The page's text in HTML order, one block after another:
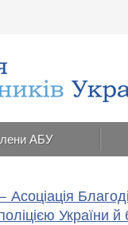
АБУ
Асоціація
України